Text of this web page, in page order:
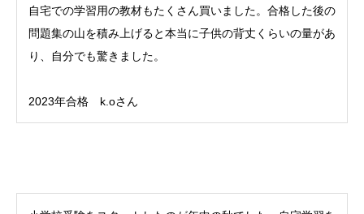
自宅での学習用の教材もたくさん買いました。合格した後の
問題集の山を積み上げると本当に子供の背丈くらいの量があ
り、自分でも驚きました。
2023年合格 k.oさん